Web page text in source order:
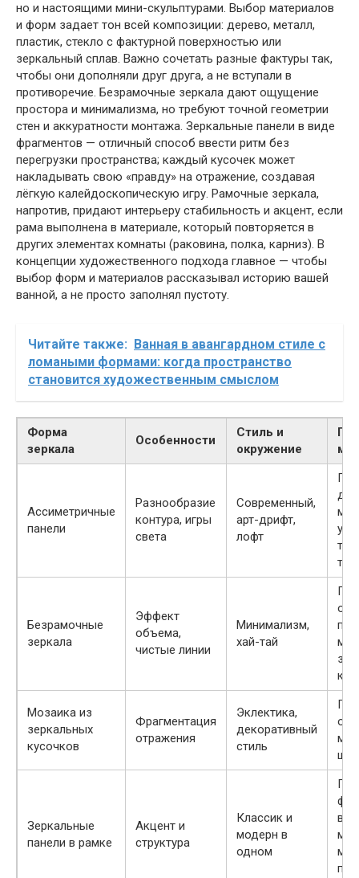
но и настоящими мини-скульптурами. Выбор материалов
и форм задает тон всей композиции: дерево, металл,
пластик, стекло с фактурной поверхностью или
зеркальный сплав. Важно сочетать разные фактуры так,
чтобы они дополняли друг друга, а не вступали в
противоречие. Безрамочные зеркала дают ощущение
простора и минимализма, но требуют точной геометрии
стен и аккуратности монтажа. Зеркальные панели в виде
фрагментов — отличный способ ввести ритм без
перегрузки пространства; каждый кусочек может
накладывать свою «правду» на отражение, создавая
лёгкую калейдоскопическую игру. Рамочные зеркала,
напротив, придают интерьеру стабильность и акцент, если
рама выполнена в материале, который повторяется в
других элементах комнаты (раковина, полка, карниз). В
концепции художественного подхода главное — чтобы
выбор форм и материалов рассказывал историю вашей
ванной, а не просто заполнял пустоту.
Читайте также:
Ванная в авангардном стиле с
ломаными формами: когда пространство
становится художественным смыслом
Форма
зеркала
Особенности
Стиль и
окружение
Ассиметричные
панели
Разнообразие
контура, игры
света
Современный,
арт-дрифт,
лофт
Безрамочные
зеркала
Эффект
объема,
чистые линии
Минимализм,
хай-тай
Мозаика из
зеркальных
кусочков
Фрагментация
отражения
Эклектика,
декоративный
стиль
Зеркальные
панели в рамке
Акцент и
структура
Классик и
модерн в
одном